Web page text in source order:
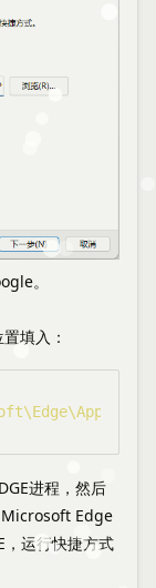
。
填入：
进程，然后
Microsoft Edge
，运行快捷方式